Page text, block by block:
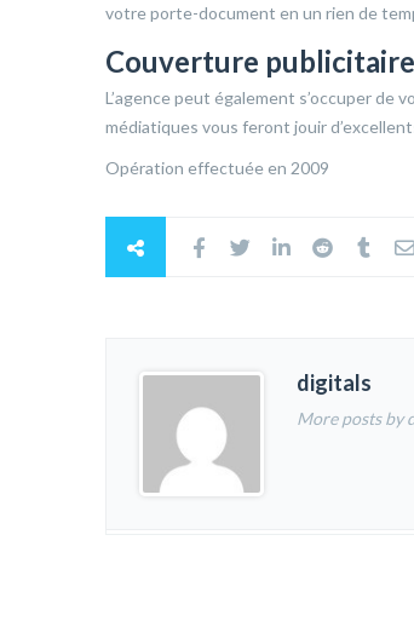
votre porte-document en un rien de
Couverture
L’agence peut également s’occuper de
médiatiques vous feront jouir
Opération effectuée en 2009
digitals
More posts by